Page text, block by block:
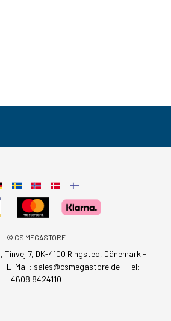
© CS MEGASTORE
Tinvej 7, DK-4100 Ringsted, Dänemark -
- E-Mail: sales@csmegastore.de- Tel:
4608 8424110